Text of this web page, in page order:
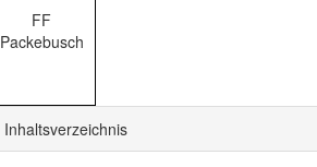
FF
Packebusch
Inhaltsverzeichnis